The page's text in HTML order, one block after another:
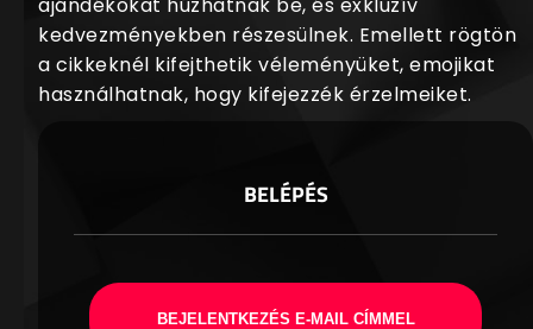
kedvezményekben részesülnek. Emellett rögtön
a cikkeknél kifejthetik véleményüket, emojikat
használhatnak, hogy kifejezzék érzelmeiket.
BELÉPÉS
BEJELENTKEZÉS E-MAIL CÍMMEL